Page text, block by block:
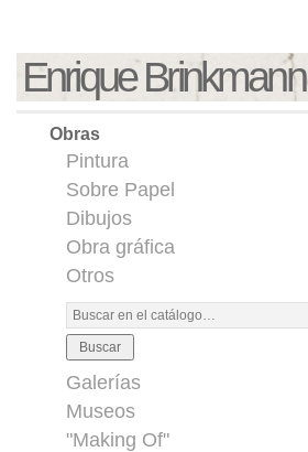
Enrique Brinkmann
Obras
Pintura
Sobre Papel
Dibujos
Obra gráfica
Otros
Buscar
Galerías
Museos
"Making Of"